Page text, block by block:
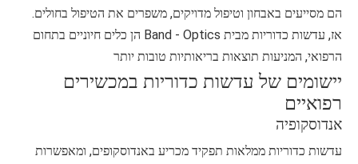
הם מסייעים באבחון וטיפול מדויקים, משפרים את הטיפול בחולים.
אז, עדשות כדוריות מבית Band - Optics הן כלים חיוניים בתחום
הרפואי, המניעות תוצאות בריאותיות טובות יותר
יישומים של עדשות כדוריות במכשירים
רפואיים
אנדוסקופיה
עדשות כדוריות ממלאות תפקיד מכריע באנדוסקופים, ומאפשרות